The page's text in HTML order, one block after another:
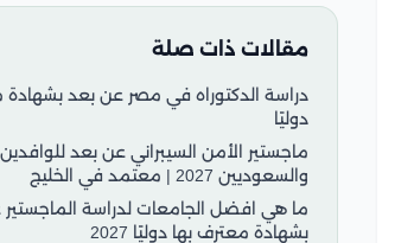
مقالات ذات صلة
دراسة الدكتوراه في مصر عن بعد
دوليًا
ماجستير الأمن السيبراني عن بعد للوافدين
والسعوديين 2027 | معتمد في الخليج
ما هي افضل الجامعات لدراسة
بشهادة معترف بها دوليًا 2027